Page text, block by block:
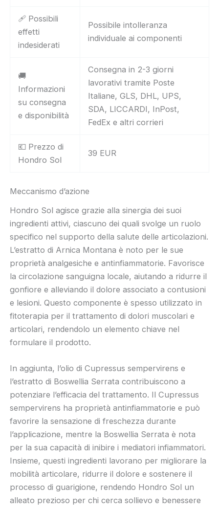
🩹 Possibili
effetti
indesiderati
Possibile intolleranza
individuale ai componenti
🚚
Informazioni
su consegna
e disponibilità
Consegna in 2-3 giorni
lavorativi tramite Poste
Italiane, GLS, DHL, UPS,
SDA, LICCARDI, InPost,
FedEx e altri corrieri
💶 Prezzo di
Hondro Sol
39 EUR
Meccanismo d’azione
Hondro Sol agisce grazie alla sinergia dei suoi
ingredienti attivi, ciascuno dei quali svolge un ruolo
specifico nel supporto della salute delle articolazioni.
L’estratto di Arnica Montana è noto per le sue
proprietà analgesiche e antinfiammatorie. Favorisce
la circolazione sanguigna locale, aiutando a ridurre il
gonfiore e alleviando il dolore associato a contusioni
e lesioni. Questo componente è spesso utilizzato in
fitoterapia per il trattamento di dolori muscolari e
articolari, rendendolo un elemento chiave nel
formulare il prodotto.
In aggiunta, l’olio di Cupressus sempervirens e
l’estratto di Boswellia Serrata contribuiscono a
potenziare l’efficacia del trattamento. Il Cupressus
sempervirens ha proprietà antinfiammatorie e può
favorire la sensazione di freschezza durante
l’applicazione, mentre la Boswellia Serrata è nota
per la sua capacità di inibire i mediatori infiammatori.
Insieme, questi ingredienti lavorano per migliorare la
mobilità articolare, ridurre il dolore e sostenere il
processo di guarigione, rendendo Hondro Sol un
alleato prezioso per chi cerca sollievo e benessere